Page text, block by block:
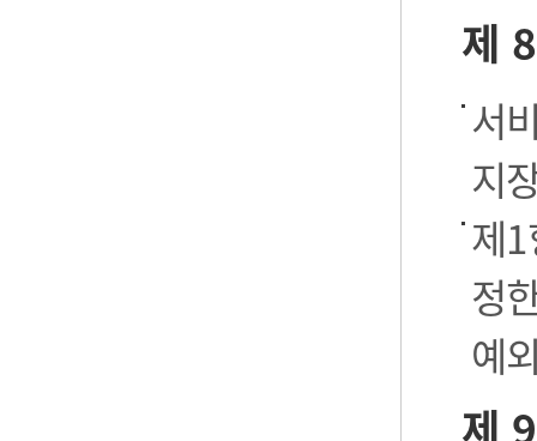
제
서
지
제
정
예
제